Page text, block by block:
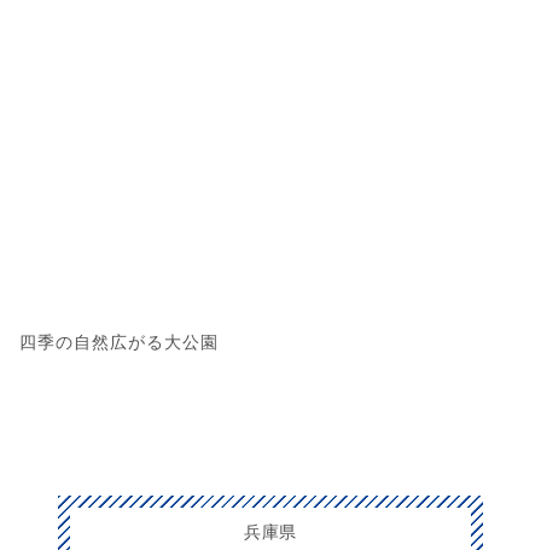
四季の自然広がる大公園
兵庫県